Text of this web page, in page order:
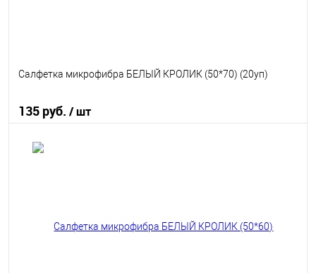
Салфетка микрофибра БЕЛЫЙ КРОЛИК (50*70) (20уп)
135 руб. / шт